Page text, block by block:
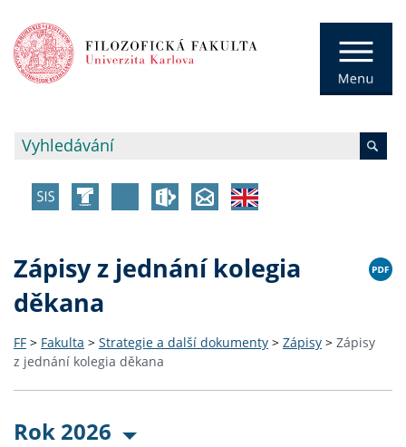
Zápisy z jednání kolegia
děkana
FF > Fakulta > Strategie a další dokumenty > Zápisy > Zápisy
z jednání kolegia děkana
Rok 2026